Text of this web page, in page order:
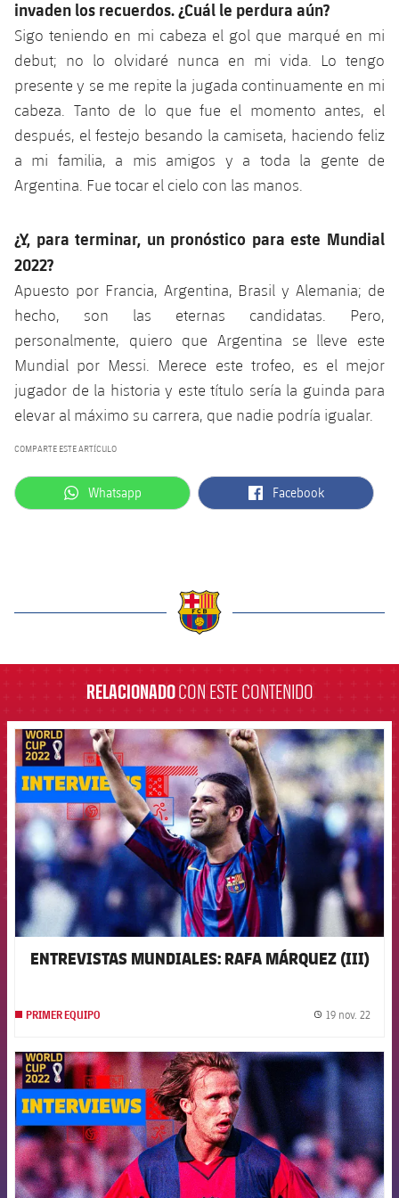
invaden los recuerdos. ¿Cuál le perdura aún?
Sigo teniendo en mi cabeza el gol que marqué en mi
debut; no lo olvidaré nunca en mi vida. Lo tengo
presente y se me repite la jugada continuamente en mi
cabeza. Tanto de lo que fue el momento antes, el
después, el festejo besando la camiseta, haciendo feliz
a mi familia, a mis amigos y a toda la gente de
Argentina. Fue tocar el cielo con las manos.
¿Y, para terminar, un pronóstico para este Mundial
2022?
Apuesto por Francia, Argentina, Brasil y Alemania; de
hecho, son las eternas candidatas. Pero,
personalmente, quiero que Argentina se lleve este
Mundial por Messi. Merece este trofeo, es el mejor
jugador de la historia y este título sería la guinda para
elevar al máximo su carrera, que nadie podría igualar.
COMPARTE ESTE ARTÍCULO
label.aria.whatsapp
Whatsapp label.aria.facebook
Facebook
RELACIONADOCON ESTE CONTENIDO
FCB Barcelona badge
ENTREVISTAS MUNDIALES: RAFA MÁRQUEZ (III)
PRIMER EQUIPO 19 nov. 22
FCB Barcelona badge